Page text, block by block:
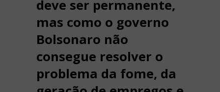
deve ser permanente,
mas como o governo
Bolsonaro não
consegue resolver o
problema da fome, da